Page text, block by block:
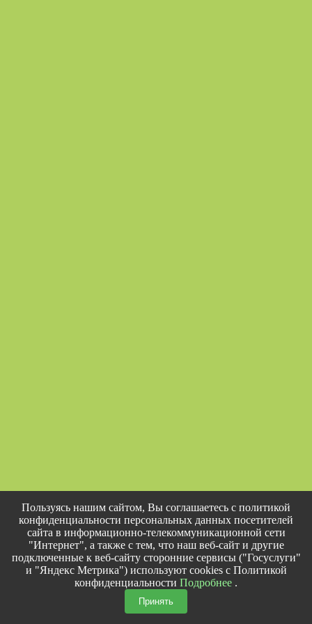
Пользуясь нашим сайтом, Вы соглашаетесь с политикой
конфиденциальности персональных данных посетителей
сайта в информационно-телекоммуникационной сети
"Интернет", а также с тем, что наш веб-сайт и другие
подключенные к веб-сайту сторонние сервисы ("Госуслуги"
и "Яндекс Метрика") используют cookies с Политикой
конфиденциальности Подробнее .
Принять